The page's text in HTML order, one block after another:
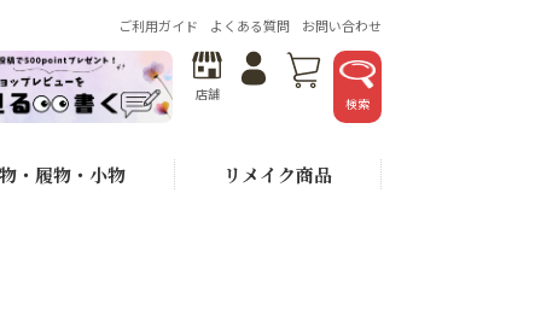
ご利用ガイド よくある質問 お問い合わせ
店舗
検索
・履物・小物 リメイク商品